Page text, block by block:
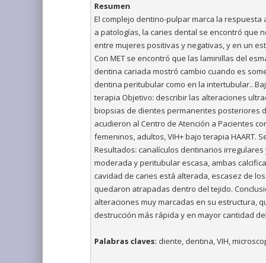
Resumen
El complejo dentino-pulpar marca la
a patologías, la caries dental se encontró que
entre mujeres positivas y negativas, y en un
Con MET se encontró que las laminillas del
dentina cariada mostró cambio cuando es
dentina peritubular como en la intertubular..
terapia Objetivo: describir las alteraciones
biopsias de dientes permanentes posteriores
acudieron al Centro de Atención a Pacientes
femeninos, adultos, VIH+ bajo terapia HAART.
Resultados: canalículos dentinarios
moderada y peritubular escasa, ambas
cavidad de caries está alterada, escasez de
quedaron atrapadas dentro del tejido.
alteraciones muy marcadas en su estructura,
destrucción más rápida y en mayor cantidad
Palabras claves: diente, dentina, VIH,